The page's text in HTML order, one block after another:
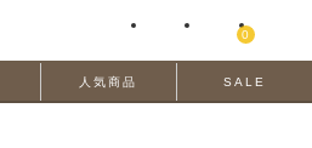
0
人気商品 SALE